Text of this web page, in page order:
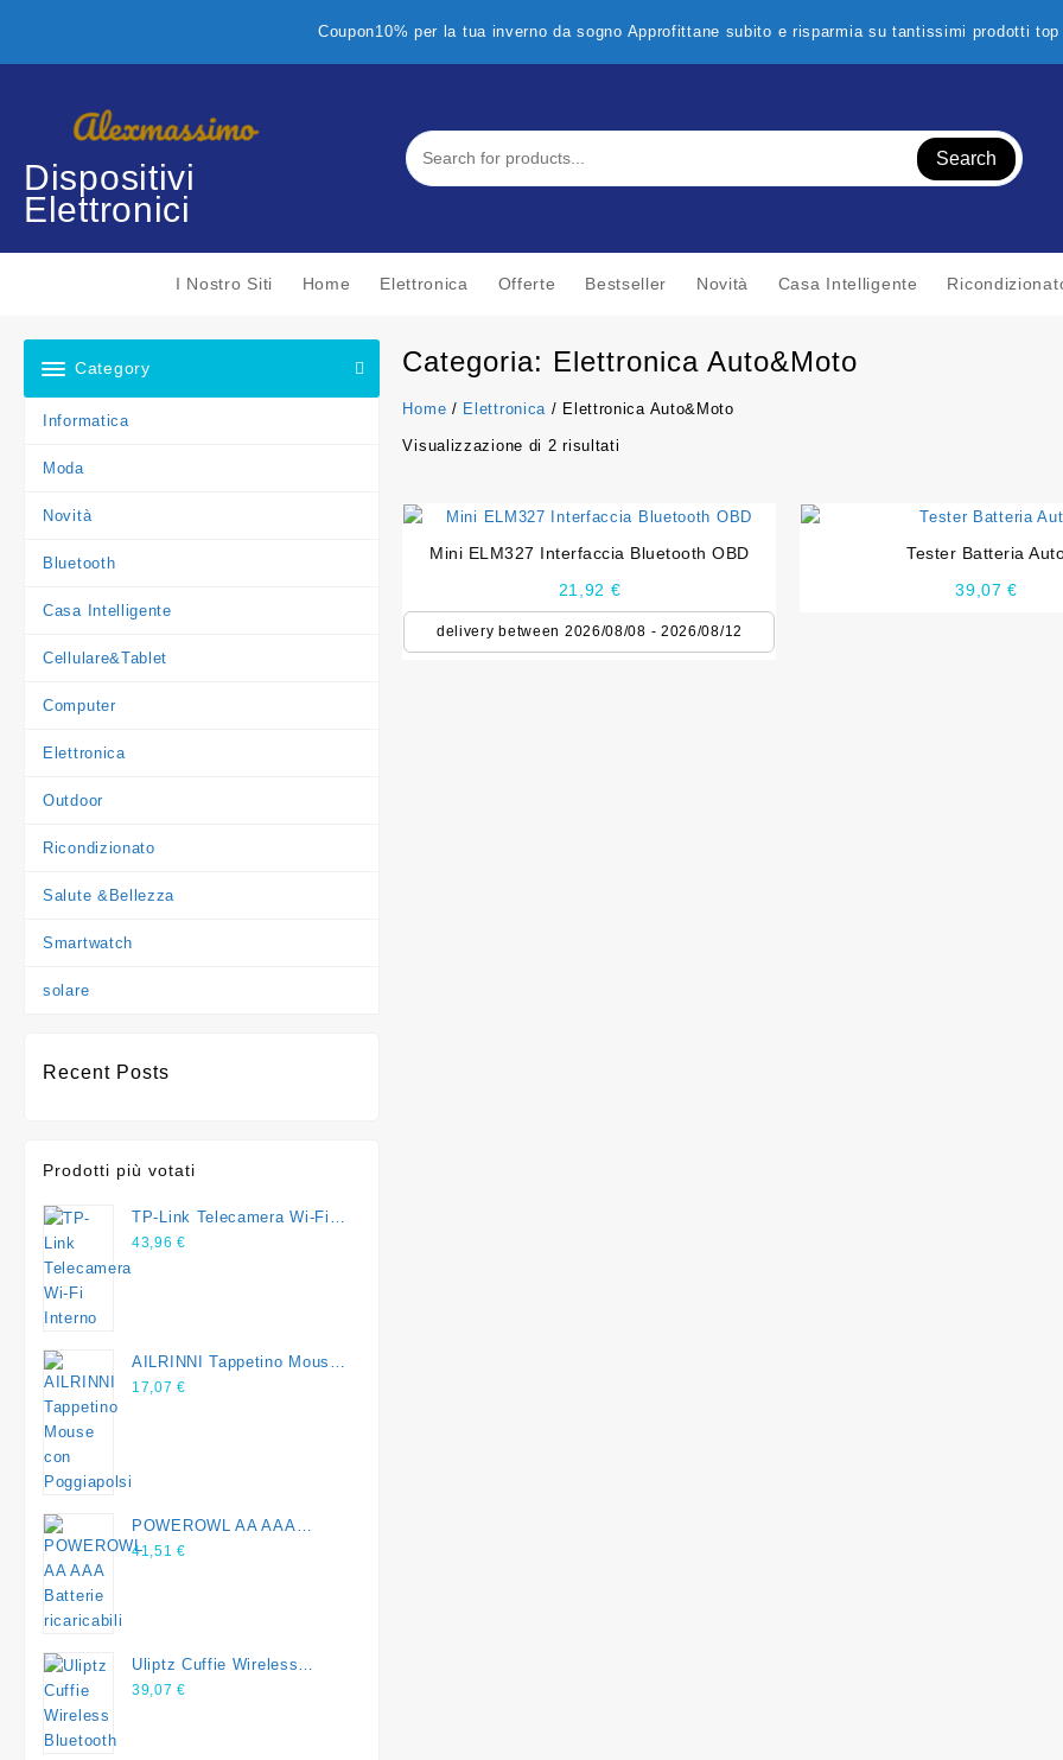
content
Coupon10% per la tua inverno da sogno Approfittane subito e risparmia su tantissimi prodotti
Dispositivi
Elettronici
Search
I Nostro Siti Home Elettronica Offerte Bestseller Novità Casa Intelligente
Category
Informatica
Moda
Novità
Bluetooth
Casa Intelligente
Cellulare&Tablet
Computer
Elettronica
Outdoor
Ricondizionato
Salute &Bellezza
Smartwatch
solare
Recent Posts
Prodotti più votati
TP-Link Telecamera Wi-Fi
Interno
43,96€
AILRINNI Tappetino Mouse
con Poggiapolsi
17,07€
POWEROWL AA AAA
Batterie ricaricabili
41,51€
Uliptz Cuffie Wireless
Bluetooth
39,07€
Categoria: Elettronica Auto&Moto
Home / Elettronica / Elettronica Auto&Moto
Visualizzazione di 2 risultati
Mini ELM327 Interfaccia Bluetooth OBD
21,92 €
delivery between 2026/08/08 - 2026/08/12
Tester Batteria
39,07€